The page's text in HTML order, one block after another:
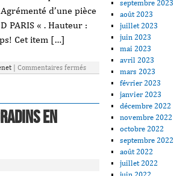
d’une pièce
PARIS « . Hauteur :
Cet item […]
Commentaires fermés
en
septembre 2023
août 2023
juillet 2023
juin 2023
mai 2023
avril 2023
mars 2023
février 2023
janvier 2023
décembre 2022
novembre 2022
octobre 2022
septembre 2022
août 2022
juillet 2022